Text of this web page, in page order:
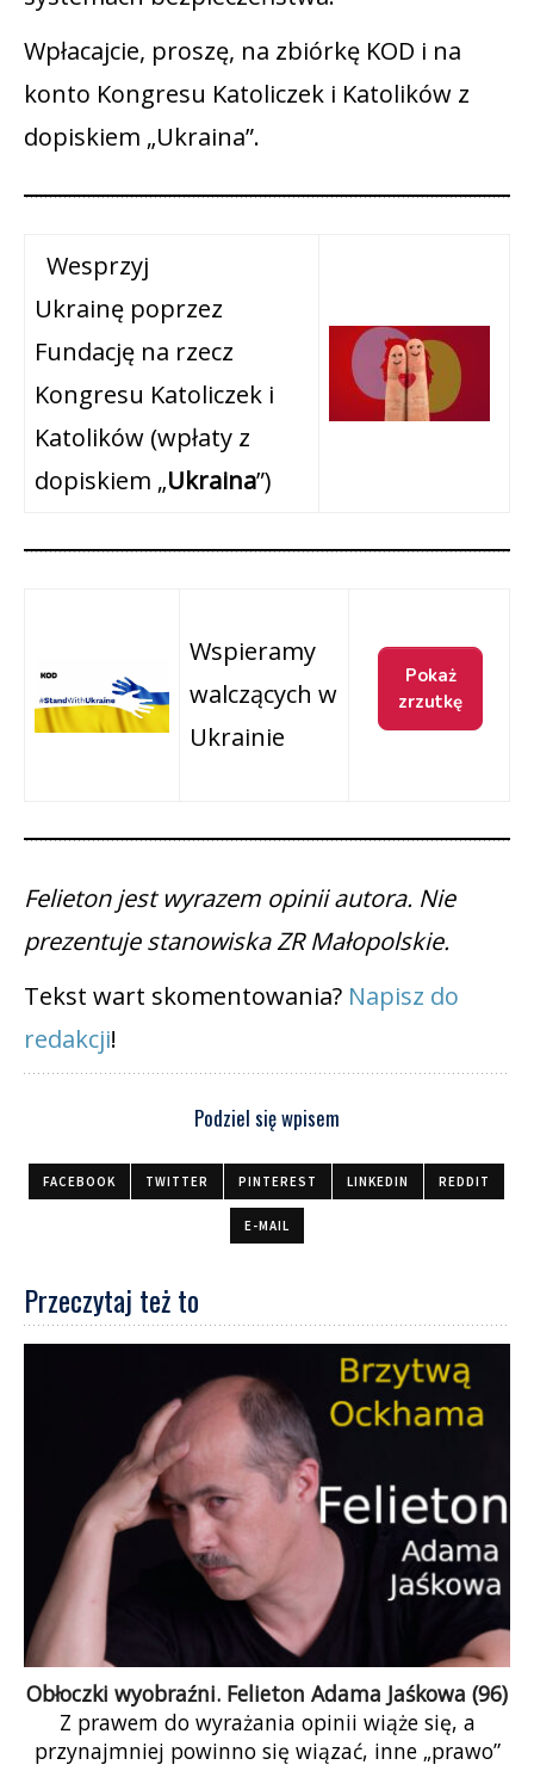
Wpłacajcie, proszę, na zbiórkę KOD i na
konto Kongresu Katoliczek i Katolików z
dopiskiem „Ukraina”.
Wesprzyj
Ukrainę poprzez
Fundację na rzecz
Kongresu Katoliczek i
Katolików (wpłaty z
dopiskiem „Ukraina”)
Wspieramy
walczących w
Ukrainie
Felieton jest wyrazem opinii autora. Nie
prezentuje stanowiska ZR Małopolskie.
Tekst wart skomentowania? Napisz do
redakcji!
Podziel się wpisem
FACEBOOK TWITTER PINTEREST LINKEDIN REDDIT
E-MAIL
Przeczytaj też to
Obłoczki wyobraźni. Felieton Adama Jaśkowa (96)
Z prawem do wyrażania opinii wiąże się, a
przynajmniej powinno się wiązać, inne „prawo”